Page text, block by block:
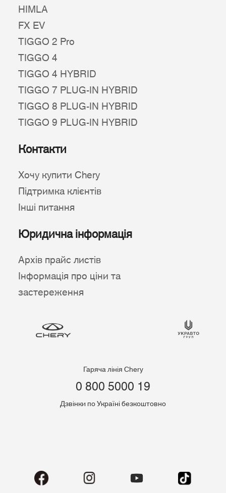
HIMLA
FX EV
TIGGO 2 Pro
TIGGO 4
TIGGO 4 HYBRID
TIGGO 7 PLUG-IN HYBRID
TIGGO 8 PLUG-IN HYBRID
TIGGO 9 PLUG-IN HYBRID
Контакти
Хочу купити Chery
Підтримка клієнтів
Інші питання
Юридична інформація
Архів прайс листів
Інформація про ціни та
застереження
Гаряча лінія Chery
0 800 5000 19
Дзвінки по Україні безкоштовно